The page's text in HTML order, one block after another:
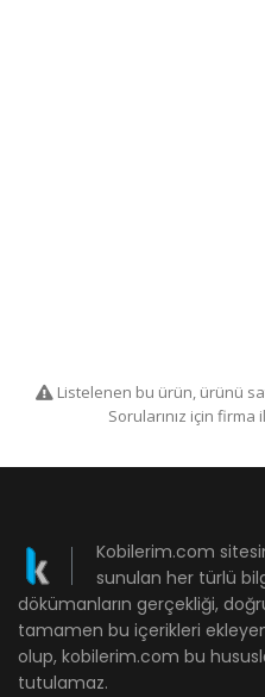
Listelenen bu ürün, ürünü
Sorularınız için
Kobilerim.com
sunulan her türlü
dökümanların gerçekliği,
tamamen bu içerikleri
olup, kobilerim.com bu
tutulamaz.